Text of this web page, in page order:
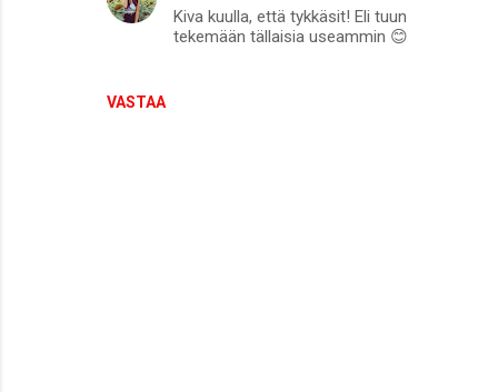
VASTAA
Kiva kuulla, että tykkäsit! Eli tuun
tekemään tällaisia useammin 😊